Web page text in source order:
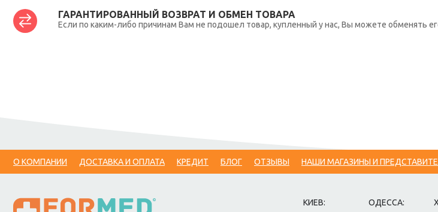
ГАРАНТИРОВАННЫЙ ВОЗВРАТ И ОБМЕН ТОВАРА
Если по каким-либо причинам Вам не подошел товар, купленный у нас, Вы можете обменять
О КОМПАНИИ ДОСТАВКА И ОПЛАТА КРЕДИТ БЛОГ ОТЗЫВЫ НАШИ МАГАЗИНЫ И
КИЕВ:
ОДЕССА: